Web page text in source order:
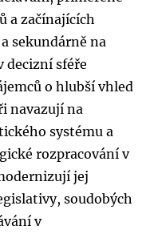
a začínajících
sekundárně na
decizní sféře
o hlubší vhled
navazují na
systému a
rozpracování v
jej
soudobých
v